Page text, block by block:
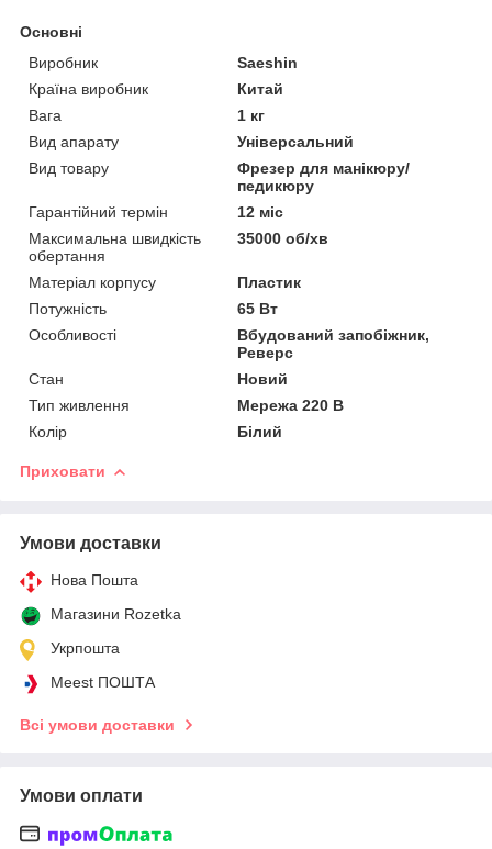
Основні
Виробник
Saeshin
Країна виробник
Китай
Вага
1 кг
Вид апарату
Універсальний
Вид товару
Фрезер для манікюру/
педикюру
Гарантійний термін
12 міс
Максимальна швидкість
обертання
35000 об/хв
Матеріал корпусу
Пластик
Потужність
65 Вт
Особливості
Вбудований запобіжник,
Реверс
Стан
Новий
Тип живлення
Мережа 220 В
Колір
Білий
Приховати
Умови доставки
Нова Пошта
Магазини Rozetka
Укрпошта
Meest ПОШТА
Всі умови доставки
Умови оплати